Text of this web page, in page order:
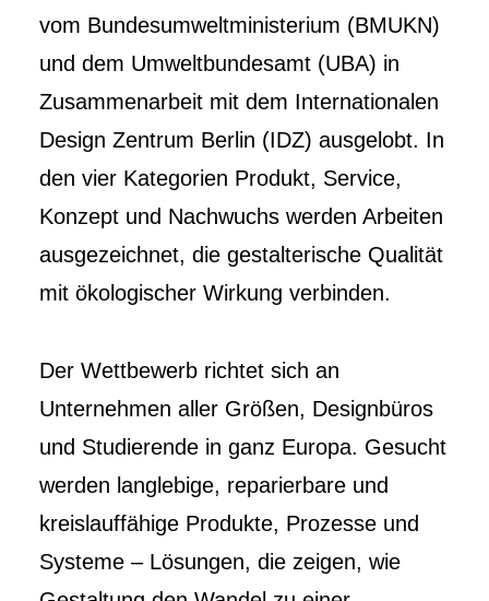
vom Bundesumweltministerium (BMUKN)
und dem Umweltbundesamt (UBA) in
Zusammenarbeit mit dem Internationalen
Design Zentrum Berlin (IDZ) ausgelobt. In
den vier Kategorien Produkt, Service,
Konzept und Nachwuchs werden Arbeiten
ausgezeichnet, die gestalterische Qualität
mit ökologischer Wirkung verbinden.
Der Wettbewerb richtet sich an
Unternehmen aller Größen, Designbüros
und Studierende in ganz Europa. Gesucht
werden langlebige, reparierbare und
kreislauffähige Produkte, Prozesse und
Systeme – Lösungen, die zeigen, wie